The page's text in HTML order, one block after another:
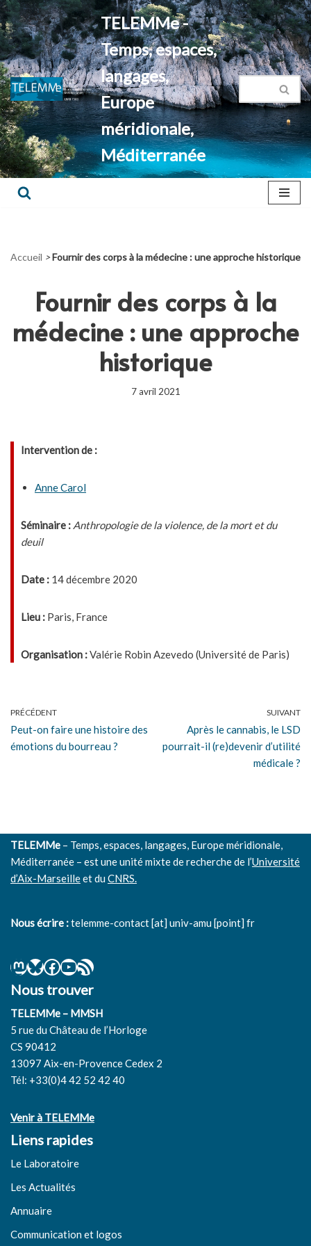
Aller
au
contenu
TELEMMe -
Temps, espaces,
langages,
Europe
méridionale,
Méditerranée
Accueil >Fournir des corps à la médecine : une approche historique
Fournir des corps à la
médecine : une approche
historique
7 avril 2021
Intervention de :
Anne Carol
Séminaire : Anthropologie de la violence, de la mort et du
deuil
Date : 14 décembre 2020
Lieu : Paris, France
Organisation :Valérie Robin Azevedo (Université de Paris)
PRÉCÉDENT
Peut-on faire une histoire des
émotions du bourreau ?
SUIVANT
Après le cannabis, le LSD
pourrait-il (re)devenir d’utilité
médicale ?
TELEMMe – Temps, espaces, langages, Europe méridionale,
Méditerranée – est une unité mixte de recherche de l’Université
d’Aix-Marseilleet duCNRS.
Nous écrire :telemme-contact [at] univ-amu [point] fr
Nous trouver
TELEMMe – MMSH
5 rue du Château de l’Horloge
CS 90412
13097 Aix-en-Provence Cedex 2
Tél: +33(0)4 42 52 42 40
Venir à TELEMMe
Liens rapides
Le Laboratoire
Les Actualités
Annuaire
Communication et logos